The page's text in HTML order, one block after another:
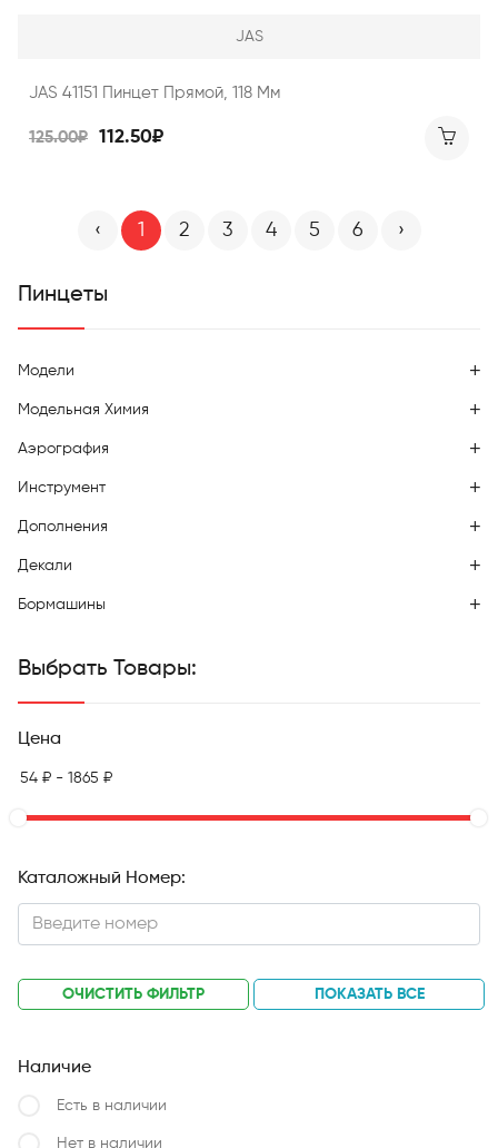
JAS
JAS 41151 Пинцет Прямой, 118 Мм
125.00₽ 112.50₽
‹ 1 2 3 4 5 6 ›
Пинцеты
Модели
Модельная Химия
Аэрография
Инструмент
Дополнения
Декали
Бормашины
Выбрать Товары:
Цена
Каталожный Номер:
ОЧИСТИТЬ ФИЛЬТР ПОКАЗАТЬ ВСЕ
Наличие
Есть в наличии
Нет в наличии